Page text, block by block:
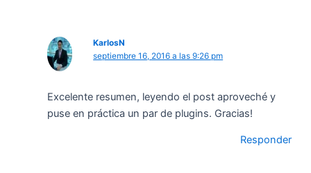
KarlosN
septiembre 16, 2016 a las 9:26 pm
Excelente resumen, leyendo el post aproveché y
puse en práctica un par de plugins. Gracias!
Responder